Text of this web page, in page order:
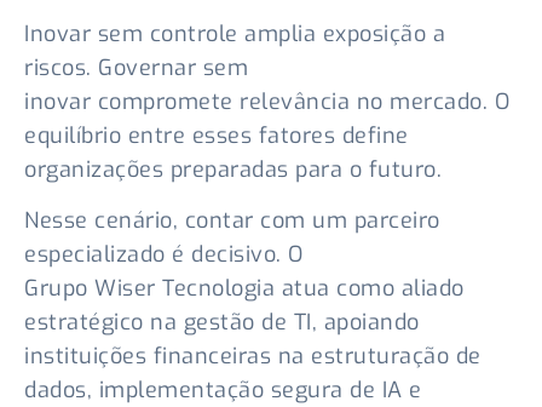
Inovar sem controle amplia exposição a
riscos. Governar sem
inovar compromete relevância no mercado. O
equilíbrio entre esses fatores define
organizações preparadas para o futuro.
Nesse cenário, contar com um parceiro
especializado é decisivo. O
Grupo Wiser Tecnologia atua como aliado
estratégico na gestão de TI, apoiando
instituições financeiras na estruturação de
dados, implementação segura de IA e